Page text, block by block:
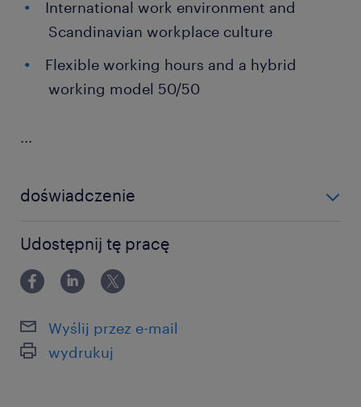
International work environment and
Scandinavian workplace culture
Flexible working hours and a hybrid
working model 50/50
...
doświadczenie
Udostępnij tę pracę
Wyślij przez e-mail
wydrukuj